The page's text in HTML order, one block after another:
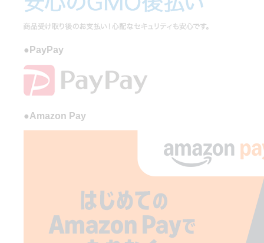
●PayPay
●Amazon Pay